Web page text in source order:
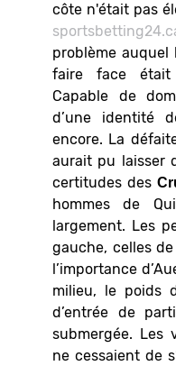
côte n'était pas
problème auquel
faire face était
Capable de
d’une identité
encore. La
aurait pu laisser
certitudes des
hommes de
largement. Les
gauche, celles de
l’importance
milieu, le poids
d’entrée de
submergée. Les
ne cessaient de